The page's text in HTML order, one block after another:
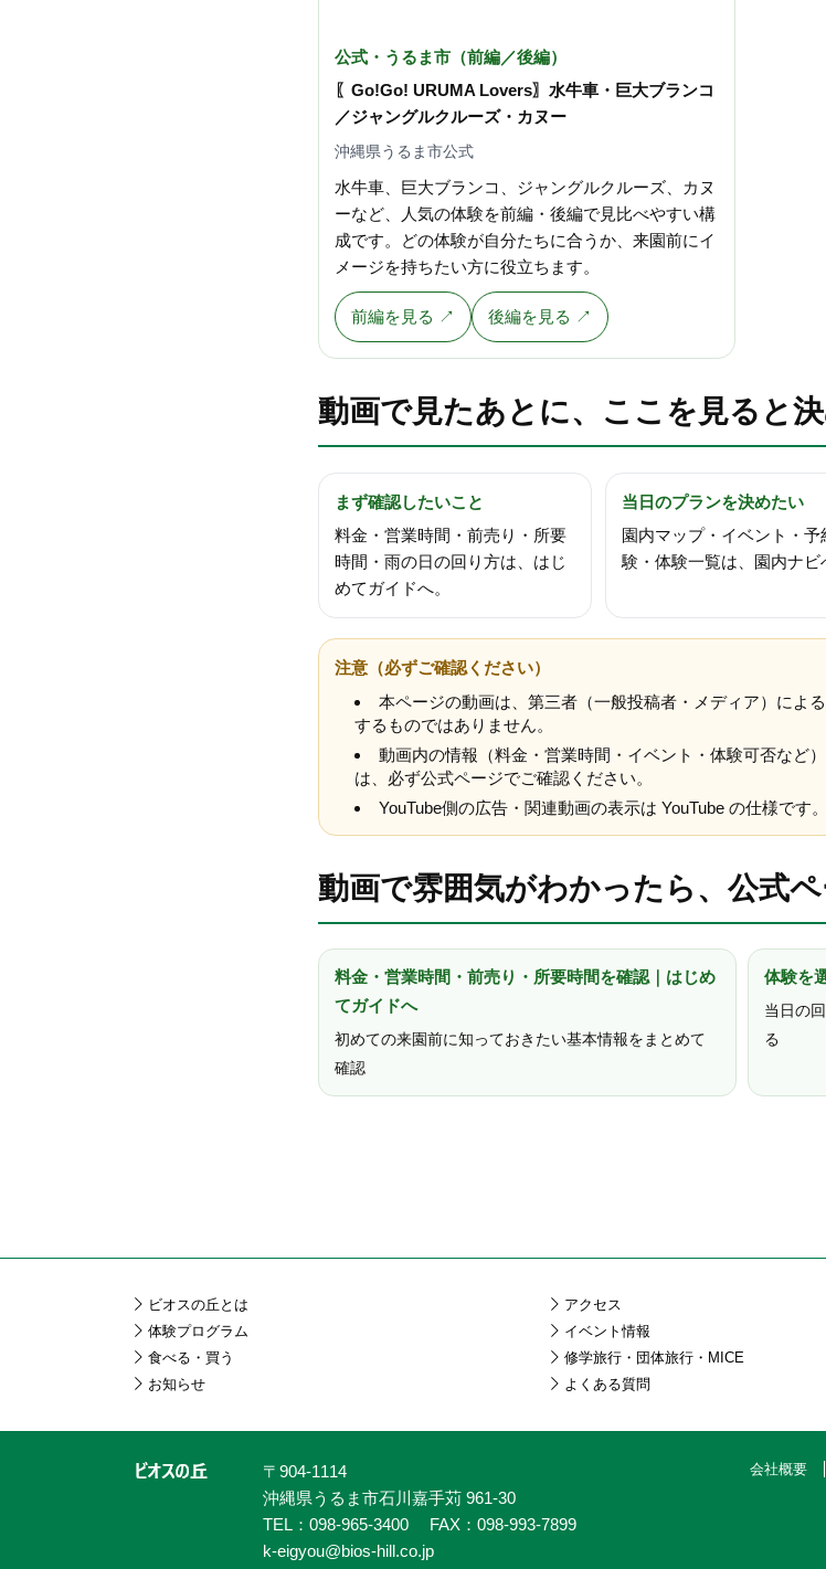
公式・うるま市（前編／後編）
〖Go!Go! URUMA Lovers〗水牛車・巨大ブランコ
／ジャングルクルーズ・カヌー
沖縄県うるま市公式
水牛車、巨大ブランコ、ジャングルクルーズ、カヌ
ーなど、人気の体験を前編・後編で見比べやすい構
成です。どの体験が自分たちに合うか、来園前にイ
メージを持ちたい方に役立ちます。
前編を見る ↗ 後編を見る ↗
動画で見たあとに、ここを見ると
まず確認したいこと
料金・営業時間・前売り・所要
時間・雨の日の回り方は、はじ
めてガイドへ。
当日のプランを決めたい
園内マップ・イベント・予
験・体験一覧は、園内ナビ
注意（必ずご確認ください）
本ページの動画は、第三者（一般投稿者・メディア）によ
するものではありません。
動画内の情報（料金・営業時間・イベント・体験可否など
は、必ず公式ページでご確認ください。
YouTube側の広告・関連動画の表示は YouTube の仕様です。
動画で雰囲気がわかったら、公式
料金・営業時間・前売り・所要時間を確認｜はじめ
てガイドへ
初めての来園前に知っておきたい基本情報をまとめて
確認
体験を
当日の
る
ビオスの丘とは アクセス
体験プログラム
イベント情報
食べる・買う
修学旅行・団体旅行・MICE
お知らせ
よくある質問
〒904-1114
沖縄県うるま市石川嘉手苅 961-30
TEL：098-965-3400
FAX：098-993-7899
k-eigyou@bios-hill.co.jp
会社概要